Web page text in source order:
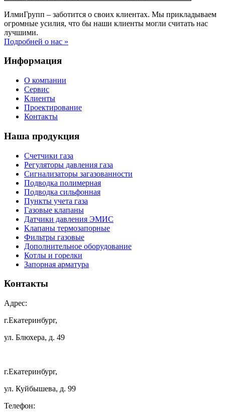
ИлмиГрупп – заботится о своих клиентах. Мы прикладываем
огромные усилия, что бы наши клиенты могли считать нас
лучшими.
Подробней о нас »
Информация
О компании
Сервис
Клиенты
Проектирование
Контакты
Наша продукция
Счетчики газа
Регуляторы давления газа
Сигнализаторы загазованности
Подводка полимерная
Подводка сильфонная
Пункты учета газа
Газовые клапаны
Датчики давления ЭМИС
Клапаны термозапорные
Фильтры газовые
Дополнительное оборудование
Котлы и горелки
Запорная арматура
Контакты
Адрес:
г.Екатеринбург,
ул. Блюхера, д. 49
г.Екатеринбург,
ул. Куйбышева, д. 99
Телефон: